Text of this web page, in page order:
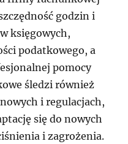
godzin i
księgowych,
podatkowego, a
pomocy
śledzi również
i regulacjach,
się do nowych
i zagrożenia.